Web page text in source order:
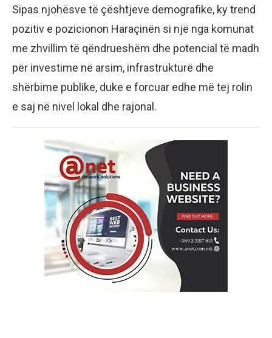
Sipas njohësve të çështjeve demografike, ky trend
pozitiv e pozicionon Haraçinën si një nga komunat
me zhvillim të qëndrueshëm dhe potencial të madh
për investime në arsim, infrastrukturë dhe
shërbime publike, duke e forcuar edhe më tej rolin
e saj në nivel lokal dhe rajonal.